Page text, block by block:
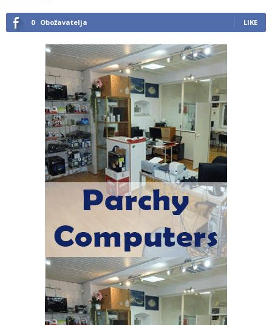
0 Obožavatelja LIKE